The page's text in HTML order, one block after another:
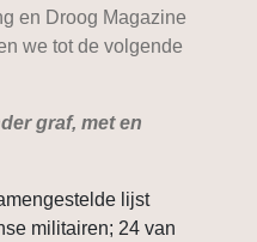
en Droog Magazine
we tot de volgende
graf, met en
lijst
militairen; 24 van